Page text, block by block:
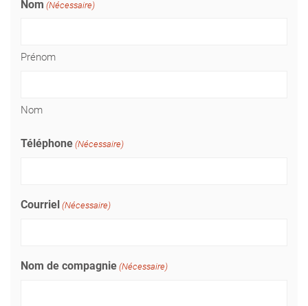
Nom (Nécessaire)
Prénom
Nom
Téléphone (Nécessaire)
Courriel (Nécessaire)
Nom de compagnie (Nécessaire)